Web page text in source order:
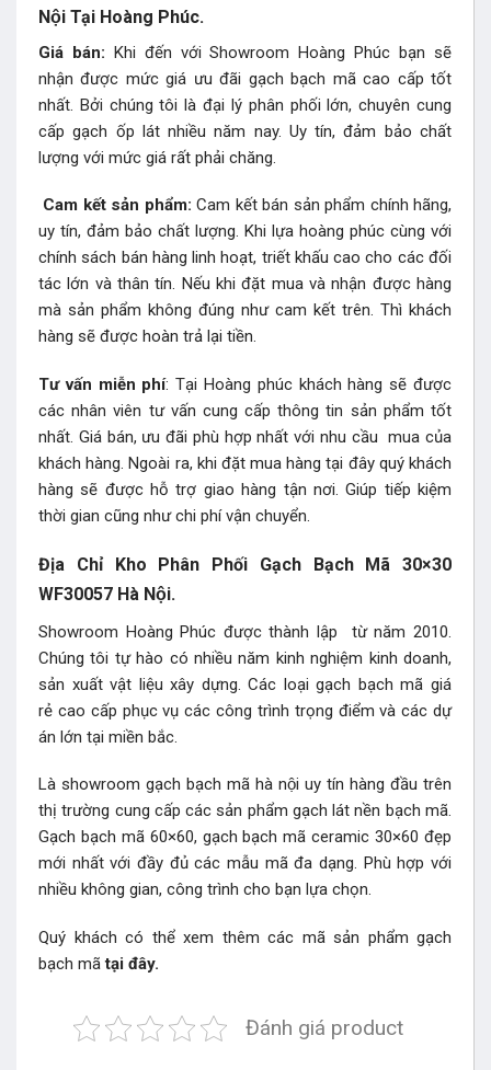
Nội Tại Hoàng Phúc.
Giá bán: Khi đến với Showroom Hoàng Phúc bạn sẽ
nhận được mức giá ưu đãi gạch bạch mã cao cấp tốt
nhất. Bởi chúng tôi là đại lý phân phối lớn, chuyên cung
cấp gạch ốp lát nhiều năm nay. Uy tín, đảm bảo chất
lượng với mức giá rất phải chăng.
Cam kết sản phẩm: Cam kết bán sản phẩm chính hãng,
uy tín, đảm bảo chất lượng. Khi lựa hoàng phúc cùng với
chính sách bán hàng linh hoạt, triết khấu cao cho các đối
tác lớn và thân tín. Nếu khi đặt mua và nhận được hàng
mà sản phẩm không đúng như cam kết trên. Thì khách
hàng sẽ được hoàn trả lại tiền.
Tư vấn miễn phí: Tại Hoàng phúc khách hàng sẽ được
các nhân viên tư vấn cung cấp thông tin sản phẩm tốt
nhất. Giá bán, ưu đãi phù hợp nhất với nhu cầu mua của
khách hàng. Ngoài ra, khi đặt mua hàng tại đây quý khách
hàng sẽ được hỗ trợ giao hàng tận nơi. Giúp tiếp kiệm
thời gian cũng như chi phí vận chuyển.
Địa Chỉ Kho Phân Phối Gạch Bạch Mã 30×30
WF30057 Hà Nội.
Showroom Hoàng Phúc được thành lập từ năm 2010.
Chúng tôi tự hào có nhiều năm kinh nghiệm kinh doanh,
sản xuất vật liệu xây dựng. Các loại gạch bạch mã giá
rẻ cao cấp phục vụ các công trình trọng điểm và các dự
án lớn tại miền bắc.
Là showroom gạch bạch mã hà nội uy tín hàng đầu trên
thị trường cung cấp các sản phẩm gạch lát nền bạch mã.
Gạch bạch mã 60×60, gạch bạch mã ceramic 30×60 đẹp
mới nhất với đầy đủ các mẫu mã đa dạng. Phù hợp với
nhiều không gian, công trình cho bạn lựa chọn.
Quý khách có thể xem thêm các mã sản phẩm gạch
bạch mã tại đây.
Đánh giá product